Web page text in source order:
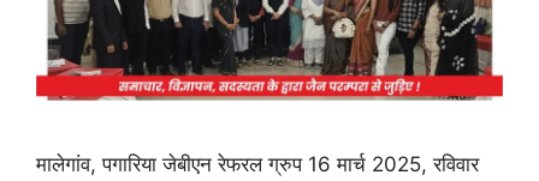
मालेगांव, पगारिया जेबीएन रेफरल ग्रुप 16 मार्च 2025, रविवार